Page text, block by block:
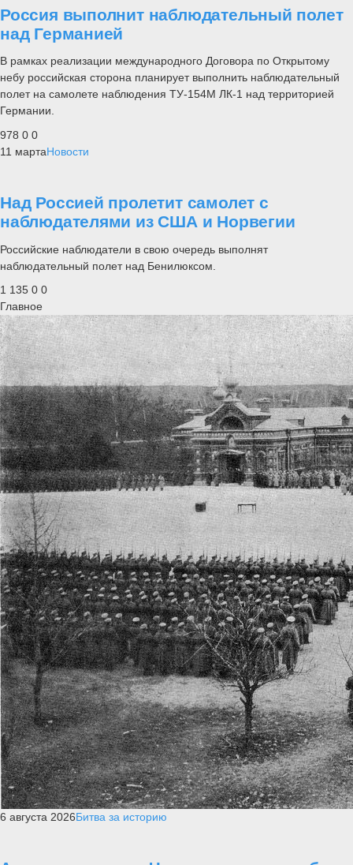
Россия выполнит наблюдательный полет
над Германией
В рамках реализации международного Договора по Открытому
небу российская сторона планирует выполнить наблюдательный
полет на самолете наблюдения ТУ-154М ЛК-1 над территорией
Германии.
978 0 0
11 мартаНовости
Над Россией пролетит самолет с
наблюдателями из США и Норвегии
Российские наблюдатели в свою очередь выполнят
наблюдательный полет над Бенилюксом.
1 135 0 0
Главное
6 августа 2026Битва за историю